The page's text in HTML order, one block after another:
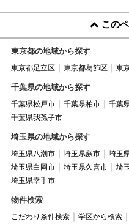
この
東京都の地域から探す
東京都足立区 東京都葛飾区 東
千葉県の地域から探す
千葉県松戸市 千葉県柏市 千葉
千葉県我孫子市
埼玉県の地域から探す
埼玉県八潮市 埼玉県蕨市 埼玉
埼玉県白岡市
埼玉県久喜市 埼
埼玉県幸手市
物件検索
こだわり条件検索 学区から検索